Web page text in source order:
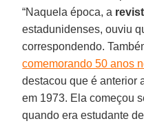
“Naquela época, a
estadunidenses, ouviu
correspondendo.
comemorando 50 anos
destacou que é anterior
em 1973. Ela começou
quando era estudante